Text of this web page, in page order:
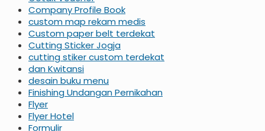
Company Profile Book
custom map rekam medis
Custom paper belt terdekat
Cutting Sticker Jogja
cutting stiker custom terdekat
dan Kwitansi
desain buku menu
Finishing Undangan Pernikahan
Flyer
Flyer Hotel
Formulir